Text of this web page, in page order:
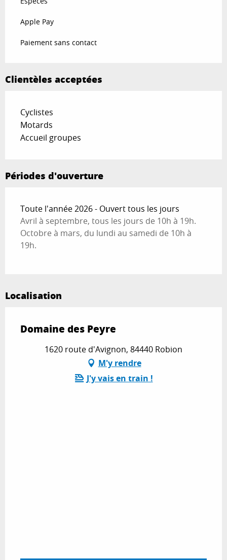
Apple Pay
Paiement sans contact
Clientèles acceptées
Cyclistes
Motards
Accueil groupes
Périodes d'ouverture
Toute l'année 2026 - Ouvert tous les jours
Avril à septembre, tous les jours de 10h à 19h.
Octobre à mars, du lundi au samedi de 10h à
19h.
Localisation
Domaine des Peyre
1620 route d'Avignon, 84440 Robion
M'y rendre
J'y vais en train !